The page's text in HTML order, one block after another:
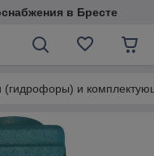
в Бресте
(гидрофоры) и